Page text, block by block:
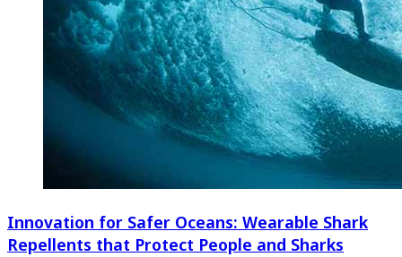
Innovation for Safer Oceans: Wearable Shark
Repellents that Protect People and Sharks